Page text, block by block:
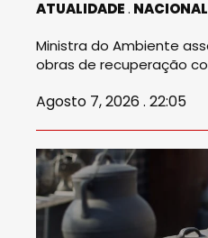
ATUALIDADE NACIONAL
Ministra do Ambiente
obras de recuperação
Agosto 7, 2026 . 22:05